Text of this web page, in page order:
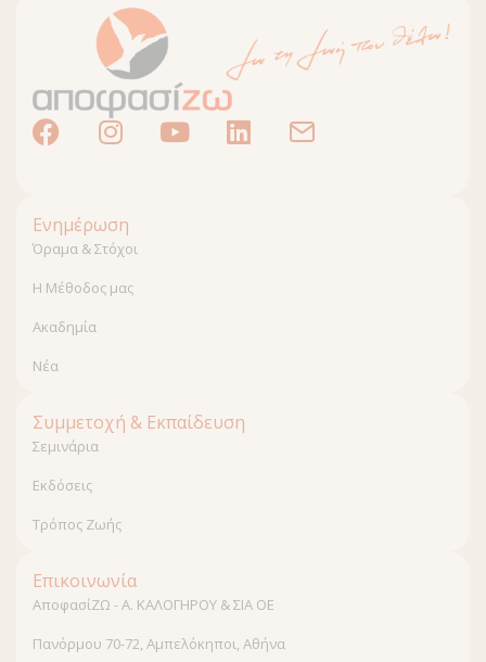
Ενημέρωση
Όραμα & Στόχοι
Η Μέθοδος μας
Ακαδημία
Νέα
Συμμετοχή & Εκπαίδευση
Σεμινάρια
Εκδόσεις
Τρόπος Ζωής
Επικοινωνία
ΑποφασίΖΩ - Α. ΚΑΛΟΓΗΡΟΥ & ΣΙΑ ΟΕ
Πανόρμου 70-72, Αμπελόκηποι, Αθήνα